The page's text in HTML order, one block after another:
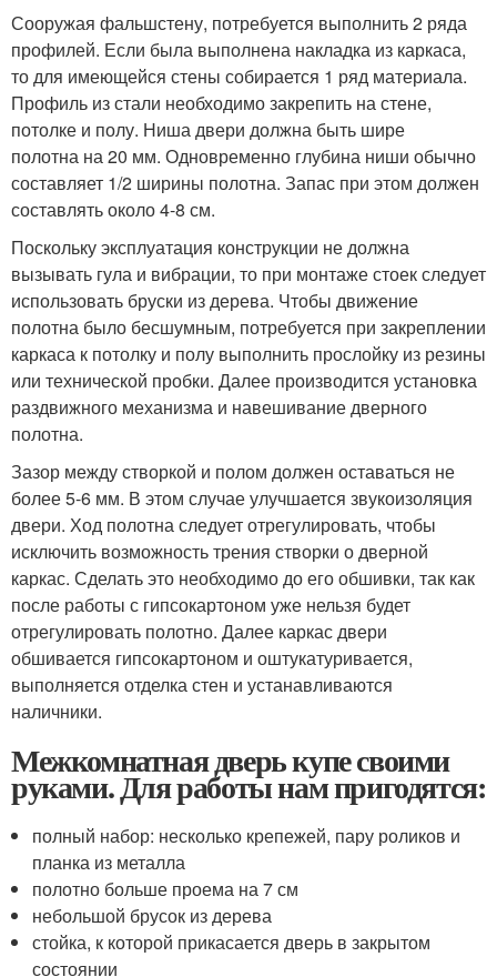
Сооружая фальшстену, потребуется выполнить 2 ряда
профилей. Если была выполнена накладка из каркаса,
то для имеющейся стены собирается 1 ряд материала.
Профиль из стали необходимо закрепить на стене,
потолке и полу. Ниша двери должна быть шире
полотна на 20 мм. Одновременно глубина ниши обычно
составляет 1/2 ширины полотна. Запас при этом должен
составлять около 4-8 см.
Поскольку эксплуатация конструкции не должна
вызывать гула и вибрации, то при монтаже стоек следует
использовать бруски из дерева. Чтобы движение
полотна было бесшумным, потребуется при закреплении
каркаса к потолку и полу выполнить прослойку из резины
или технической пробки. Далее производится установка
раздвижного механизма и навешивание дверного
полотна.
Зазор между створкой и полом должен оставаться не
более 5-6 мм. В этом случае улучшается звукоизоляция
двери. Ход полотна следует отрегулировать, чтобы
исключить возможность трения створки о дверной
каркас. Сделать это необходимо до его обшивки, так как
после работы с гипсокартоном уже нельзя будет
отрегулировать полотно. Далее каркас двери
обшивается гипсокартоном и оштукатуривается,
выполняется отделка стен и устанавливаются
наличники.
Межкомнатная дверь купе своими
руками. Для работы нам пригодятся:
полный набор: несколько крепежей, пару роликов и
планка из металла
полотно больше проема на 7 см
небольшой брусок из дерева
стойка, к которой прикасается дверь в закрытом
состоянии